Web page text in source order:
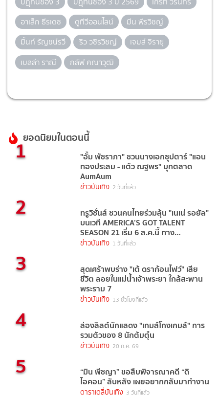
อาเล็ก ธีรเดช
ดูทีวีออนไลน์
มีน พีรวิชญ์
มิ้นท์ รัญชน์รวี
ริว วชิรวิชญ์
เจมส์ จิรายุ
เบลล่า ราณี
กลัฟ คณาวุฒิ
ยอดนิยมในตอนนี้
1 "อั้ม พัชราภา" ชวนนางเอกซุปตาร์ "แอน
ทองประสม - แต้ว ณฐพร" บุกตลาด
AumAum
ข่าวบันเทิง 2 วันที่แล้ว
2 ทรูวิชั่นส์ ชวนคนไทยร่วมลุ้น "เนเน่ รอยัล"
บนเวที AMERICA’S GOT TALENT
SEASON 21 เริ่ม 6 ส.ค.นี้ ทาง
TrueVisions NOW
ข่าวบันเทิง 1 วันที่แล้ว
3 สุดเศร้าพบร่าง "เต้ ดราก้อนไฟว์" เสีย
ชีวิต ลอยในแม่น้ำเจ้าพระยา ใกล้สะพาน
พระราม 7
ข่าวบันเทิง 13 ชั่วโมงที่แล้ว
4 ส่องลิสต์นักแสดง "เกมส์โกงเกมส์" การ
รวมตัวของ 8 นักต้มตุ๋น
ข่าวบันเทิง 20 ก.ค. 69
5 “มิน พีชญา” ขอสืบพิจารณาคดี “ดิ
ไอคอน” ลับหลัง เผยอยากกลับมาทำงาน
ดาราเดลี่บันเทิง 3 วันที่แล้ว